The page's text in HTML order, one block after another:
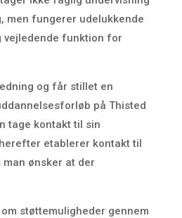
men fungerer udelukkende
vejledende funktion for
og får stillet en
på Thisted
tage kontakt til sin
etablerer kontakt til
man ønsker at der
støttemuligheder gennem